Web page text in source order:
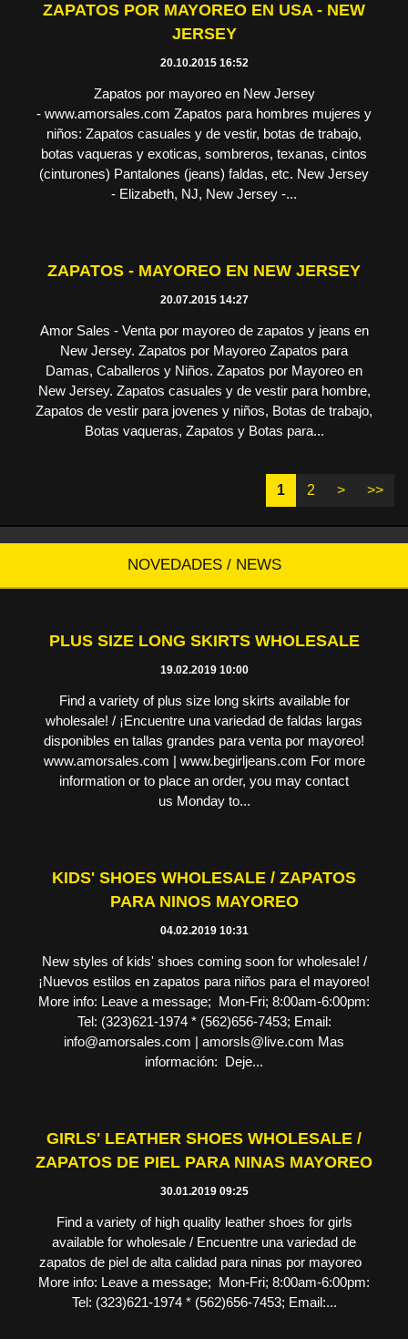
ZAPATOS POR MAYOREO EN USA - NEW
JERSEY
20.10.2015 16:52
Zapatos por mayoreo en New Jersey
- www.amorsales.com Zapatos para hombres mujeres y
niños: Zapatos casuales y de vestir, botas de trabajo,
botas vaqueras y exoticas, sombreros, texanas, cintos
(cinturones) Pantalones (jeans) faldas, etc. New Jersey
- Elizabeth, NJ, New Jersey -...
ZAPATOS - MAYOREO EN NEW JERSEY
20.07.2015 14:27
Amor Sales - Venta por mayoreo de zapatos y jeans en
New Jersey. Zapatos por Mayoreo Zapatos para
Damas, Caballeros y Niños. Zapatos por Mayoreo en
New Jersey. Zapatos casuales y de vestir para hombre,
Zapatos de vestir para jovenes y niños, Botas de trabajo,
Botas vaqueras, Zapatos y Botas para...
1 2 > >>
NOVEDADES / NEWS
PLUS SIZE LONG SKIRTS WHOLESALE
19.02.2019 10:00
Find a variety of plus size long skirts available for
wholesale! / ¡Encuentre una variedad de faldas largas
disponibles en tallas grandes para venta por mayoreo!
www.amorsales.com | www.begirljeans.com For more
information or to place an order, you may contact
us Monday to...
KIDS' SHOES WHOLESALE / ZAPATOS
PARA NINOS MAYOREO
04.02.2019 10:31
New styles of kids' shoes coming soon for wholesale! /
¡Nuevos estilos en zapatos para niños para el mayoreo!
More info: Leave a message; Mon-Fri; 8:00am-6:00pm:
Tel: (323)621-1974 * (562)656-7453; Email:
info@amorsales.com | amorsls@live.com Mas
información: Deje...
GIRLS' LEATHER SHOES WHOLESALE /
ZAPATOS DE PIEL PARA NINAS MAYOREO
30.01.2019 09:25
Find a variety of high quality leather shoes for girls
available for wholesale / Encuentre una variedad de
zapatos de piel de alta calidad para ninas por mayoreo
More info: Leave a message; Mon-Fri; 8:00am-6:00pm:
Tel: (323)621-1974 * (562)656-7453; Email:...